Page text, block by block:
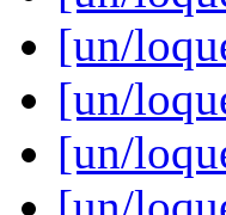
[un/
[un/
[un/